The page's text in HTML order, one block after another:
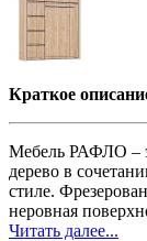
Краткое
Мебель РАФЛО –
дерево в
стиле.
неровная
Читать далее...